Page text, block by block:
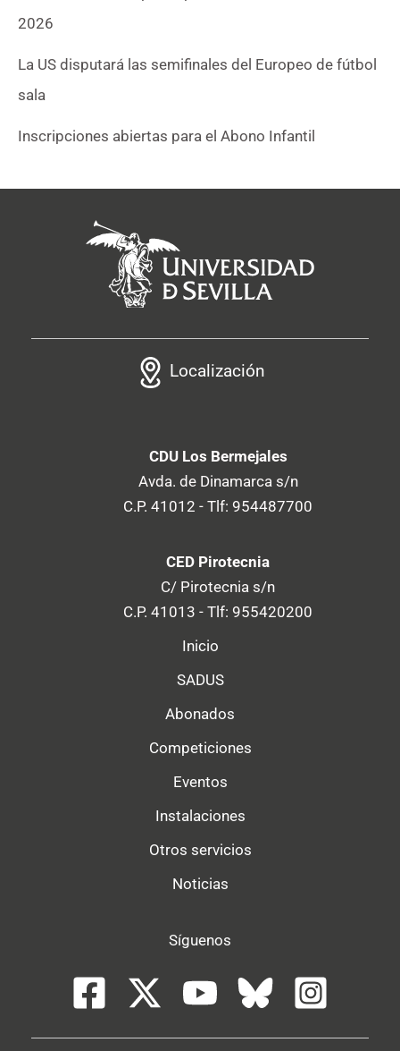
2026
La US disputará las semifinales del Europeo de fútbol
sala
Inscripciones abiertas para el Abono Infantil
Localización
CDU Los Bermejales
Avda. de Dinamarca s/n
C.P. 41012 - Tlf: 954487700
CED Pirotecnia
C/ Pirotecnia s/n
C.P. 41013 - Tlf: 955420200
Inicio
SADUS
Abonados
Competiciones
Eventos
Instalaciones
Otros servicios
Noticias
Síguenos